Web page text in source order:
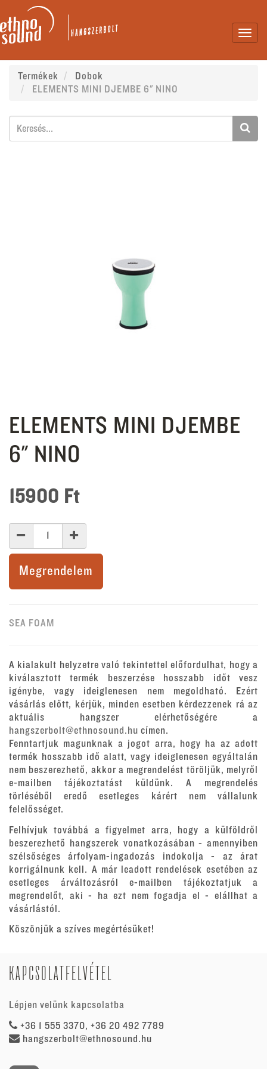
Termékek
Dobok
ELEMENTS MINI DJEMBE 6" NINO
ELEMENTS MINI DJEMBE
6" NINO
15900 Ft
Megrendelem
SEA FOAM
A kialakult helyzetre való tekintettel előfordulhat, hogy a
kiválasztott termék beszerzése hosszabb időt vesz
igénybe, vagy ideiglenesen nem megoldható. Ezért
vásárlás előtt, kérjük, minden esetben kérdezzenek rá az
aktuális hangszer elérhetőségére a
hangszerbolt@ethnosound.hu címen.
Fenntartjuk magunknak a jogot arra, hogy ha az adott
termék hosszabb idő alatt, vagy ideiglenesen egyáltalán
nem beszerezhető, akkor a megrendelést töröljük, melyről
e-mailben tájékoztatást küldünk. A megrendelés
törléséből eredő esetleges kárért nem vállalunk
felelősséget.
Felhívjuk továbbá a figyelmet arra, hogy a külföldről
beszerezhető hangszerek vonatkozásában - amennyiben
szélsőséges árfolyam-ingadozás indokolja - az árat
korrigálnunk kell. A már leadott rendelések esetében az
esetleges árváltozásról e-mailben tájékoztatjuk a
megrendelőt, aki - ha ezt nem fogadja el - elállhat a
vásárlástól.
Köszönjük a szíves megértésüket!
KAPCSOLATFELVÉTEL
Lépjen velünk kapcsolatba
+36 1 555 3370, +36 20 492 7789
hangszerbolt@ethnosound.hu